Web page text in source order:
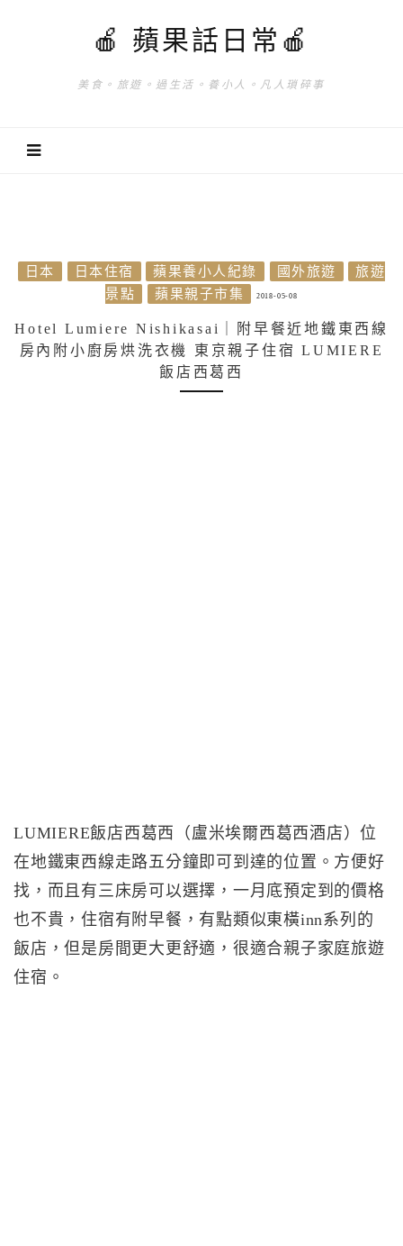
🍎 蘋果話日常🍎
美食。旅遊。過生活。養小人。凡人瑣碎事
日本 日本住宿 蘋果養小人紀錄 國外旅遊
旅遊
景點
蘋果親子市集 2018-05-08
Hotel Lumiere Nishikasai｜附早餐近地鐵東西線
房內附小廚房烘洗衣機 東京親子住宿 LUMIERE
飯店西葛西
LUMIERE飯店西葛西（盧米埃爾西葛西酒店）位
在地鐵東西線走路五分鐘即可到達的位置。方便好
找，而且有三床房可以選擇，一月底預定到的價格
也不貴，住宿有附早餐，有點類似東橫inn系列的
飯店，但是房間更大更舒適，很適合親子家庭旅遊
住宿。